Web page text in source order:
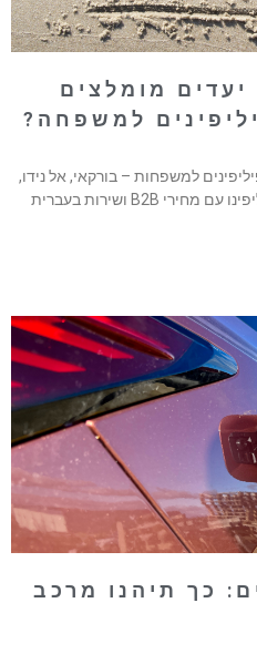
מומלצים
למשפחה?
למשפחות – בורקאי, אל נידו,
בוהול ועוד. מהניסיון של טוריסמו פיליפינו עם מחירי B2B ושירות בעברית
כך תיהנו מרכב